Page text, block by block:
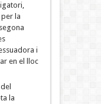
la
i
en el lloc
la